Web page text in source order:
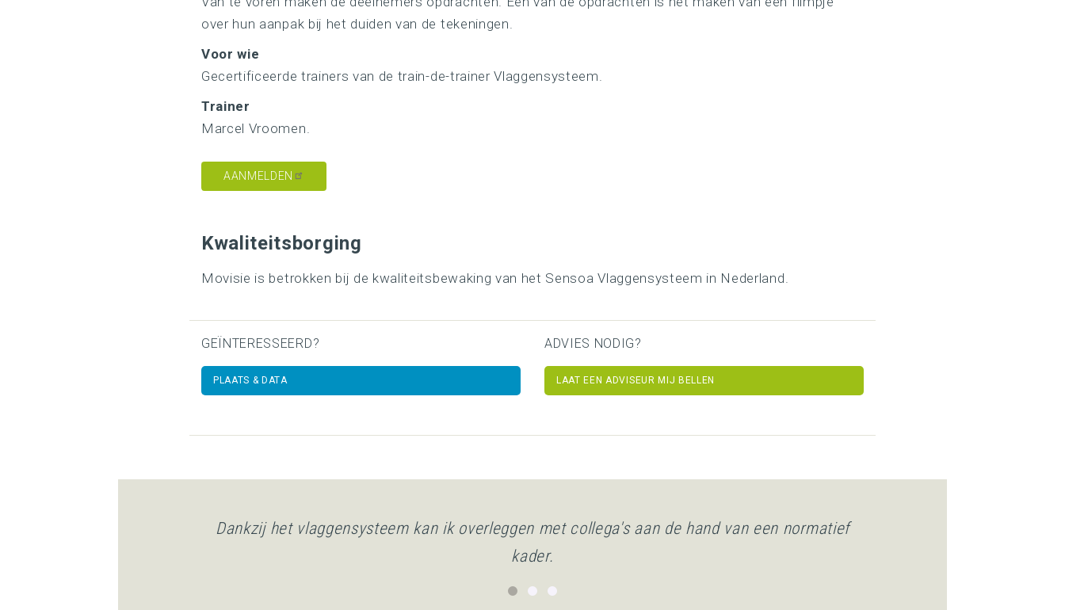
over hun aanpak bij het duiden van de tekeningen.
Voor wie
Gecertificeerde trainers van de train-de-trainer Vlaggensysteem.
Trainer
Marcel Vroomen.
AANMELDEN
Kwaliteitsborging
Movisie is betrokken bij de kwaliteitsbewaking van het Sensoa Vlaggensysteem in Nederland.
GEÏNTERESSEERD?
PLAATS & DATA
ADVIES NODIG?
LAAT EEN ADVISEUR MIJ BELLEN
Dankzij het vlaggensysteem kan ik overleggen met collega's aan de hand van een normatief
kader.